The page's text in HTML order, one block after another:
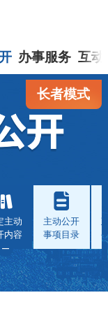
办事服务 互动
长者模式
主动
内容
主动公开
事项目录